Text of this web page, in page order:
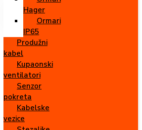
Hager
Ormari
IP65
Produžni
kabel
Kupaonski
ventilatori
Senzor
pokreta
Kabelske
vezice